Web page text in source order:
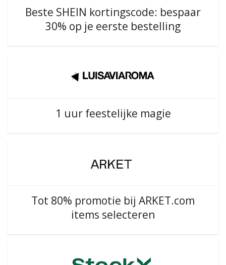
Beste SHEIN kortingscode: bespaar
30% op je eerste bestelling
1 uur feestelijke magie
Tot 80% promotie bij ARKET.com
items selecteren